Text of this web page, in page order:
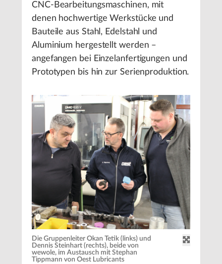
CNC-Bearbeitungsmaschinen, mit
denen hochwertige Werkstücke und
Bauteile aus Stahl, Edelstahl und
Aluminium hergestellt werden –
angefangen bei Einzelanfertigungen und
Prototypen bis hin zur Serienproduktion.
Die Gruppenleiter Okan Tetik (links) und
Dennis Steinhart (rechts), beide von
wewole, im Austausch mit Stephan
Tippmann von Oest Lubricants